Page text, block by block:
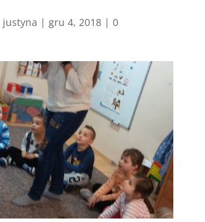
justyna | gru 4, 2018| 0